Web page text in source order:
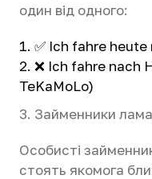
один від одного:
✅ Ich fahre heute
❌ Ich fahre nach
TeKaMoLo)
3. Займенники
Особисті
стоять якомога